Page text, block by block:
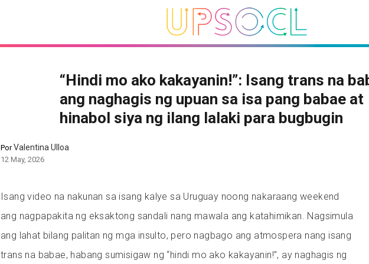
“Hindi mo ako kakayanin!”: Isang trans na
ang naghagis ng upuan sa isa pang babae at
hinabol siya ng ilang lalaki para bugbugin
PorValentina Ulloa
12 May, 2026
Isang video na nakunan sa isang kalye sa Uruguay noong nakaraang weekend
ang nagpapakita ng eksaktong sandali nang mawala ang katahimikan. Nagsimula
ang lahat bilang palitan ng mga insulto, pero nagbago ang atmospera nang isang
trans na babae, habang sumisigaw ng “hindi mo ako kakayanin!”, ay naghagis ng